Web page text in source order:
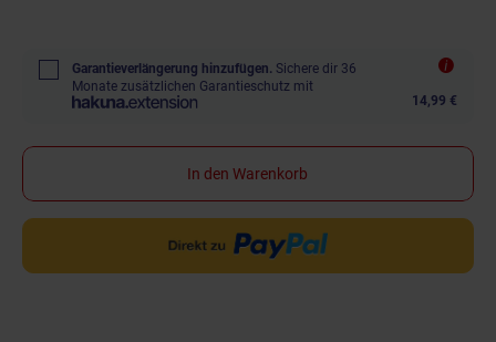
Garantieverlängerung hinzufügen. Sichere dir 36
Monate zusätzlichen Garantieschutz mit
14,99 €
In den Warenkorb